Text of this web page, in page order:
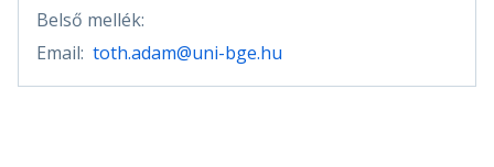
Belső mellék:
Email: toth.adam@uni-bge.hu